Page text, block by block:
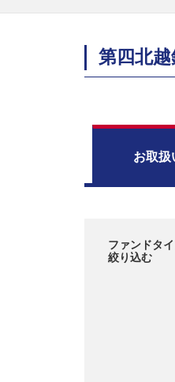
第四北
お取扱
ファンドタ
絞り込む